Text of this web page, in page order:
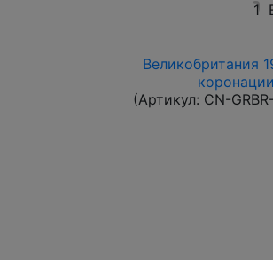
1
Великобритания
(Артикул: CN-